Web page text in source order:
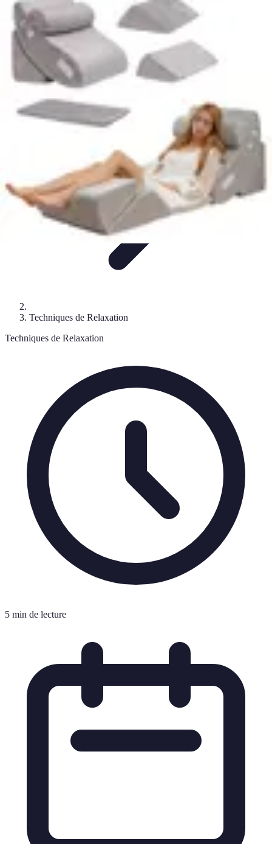
Relaxations Rapides
Techniques de Relaxation
Conseils Pratiques
Routine
quotidienneTechnologieRoutines
Relaxations Rapides
Techniques de Relaxation
Techniques de Relaxation
5 min de lecture